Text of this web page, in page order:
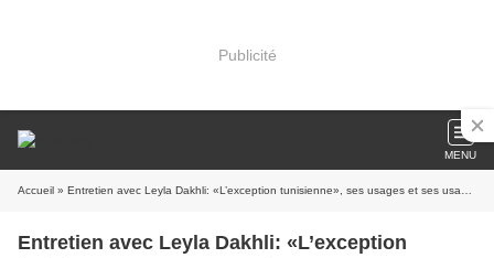
Publicité
MENU
Accueil » Entretien avec Leyla Dakhli: «L’exception tunisienne», ses usages et ses usagers
Entretien avec Leyla Dakhli: «L’exception